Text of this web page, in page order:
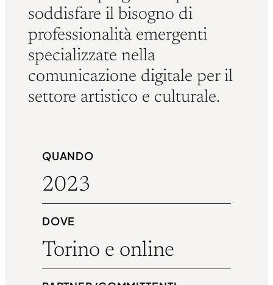
soddisfare il bisogno di
professionalità emergenti
specializzate nella
comunicazione digitale per il
settore artistico e culturale.
QUANDO
2023
DOVE
Torino e online